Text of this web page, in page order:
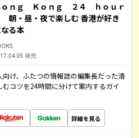
ｏｎｇ Ｋｏｎｇ ２４ ｈｏｕｒ
朝・昼・夜で楽しむ 香港が好き
る本
発売
け、ふたつの情報誌の編集長だった清
コツを24時間に分けて案内するガイ
詳細を見る